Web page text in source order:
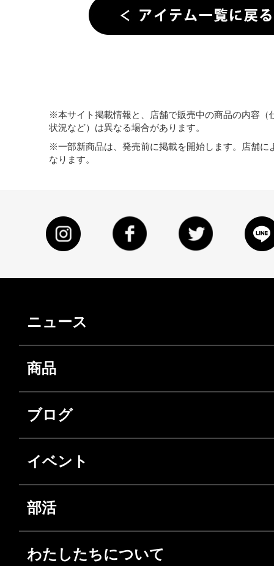
※本サイト掲載情報と、店舗で販売中の商品の内容（
状況など）は異なる場合があります。
※一部新商品は、発売前に掲載を開始します。店舗に
なります。
ニュース
商品
ブログ
イベント
部活
わたしたちについて